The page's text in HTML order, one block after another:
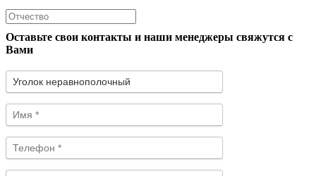
Оставьте свои контакты и наши менеджеры свяжутся с
Вами